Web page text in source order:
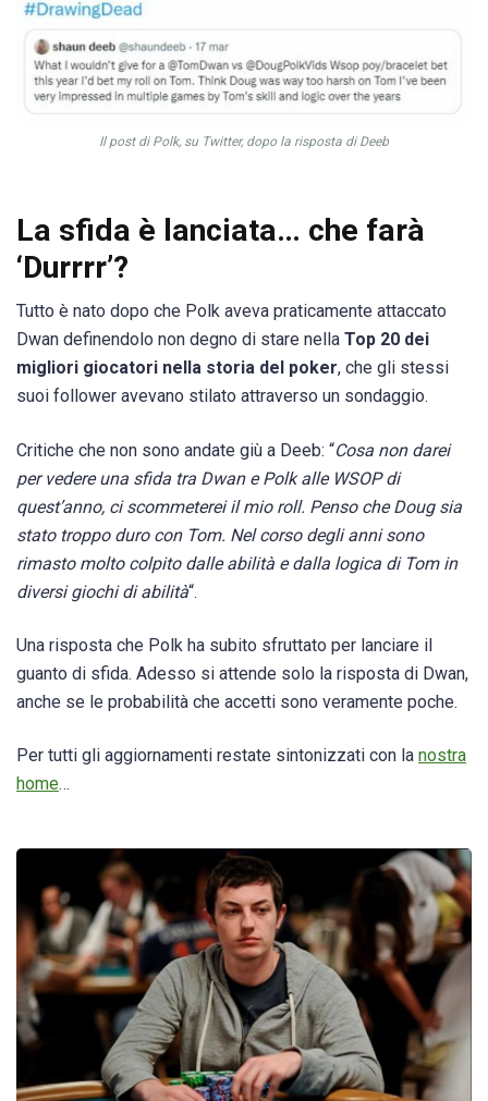
Il post di Polk, su Twitter, dopo la risposta di Deeb
La sfida è lanciata… che farà
‘Durrrr’?
Tutto è nato dopo che Polk aveva praticamente attaccato
Dwan definendolo non degno di stare nella Top 20 dei
migliori giocatori nella storia del poker, che gli stessi
suoi follower avevano stilato attraverso un sondaggio.
Critiche che non sono andate giù a Deeb: “Cosa non darei
per vedere una sfida tra Dwan e Polk alle WSOP di
quest’anno, ci scommeterei il mio roll. Penso che Doug sia
stato troppo duro con Tom. Nel corso degli anni sono
rimasto molto colpito dalle abilità e dalla logica di Tom in
diversi giochi di abilità“.
Una risposta che Polk ha subito sfruttato per lanciare il
guanto di sfida. Adesso si attende solo la risposta di Dwan,
anche se le probabilità che accetti sono veramente poche.
Per tutti gli aggiornamenti restate sintonizzati con la nostra
home…